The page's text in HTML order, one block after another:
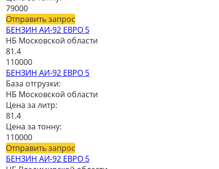
79000
Отправить запрос
БЕНЗИН АИ-92 ЕВРО 5
НБ Московской области
81.4
110000
БЕНЗИН АИ-92 ЕВРО 5
База отгрузки:
НБ Московской области
Цена за литр:
81.4
Цена за тонну:
110000
Отправить запрос
БЕНЗИН АИ-92 ЕВРО 5